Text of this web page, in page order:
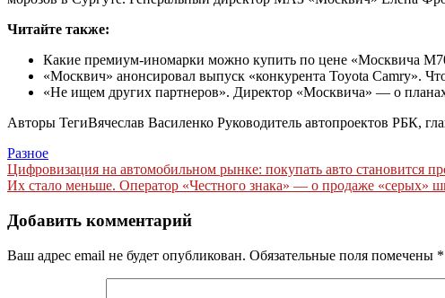
Читайте также:
Какие премиум-иномарки можно купить по цене «Москвича
«Москвич» анонсировал выпуск «конкурента Toyota Camry».
«Не ищем других партнеров». Директор «Москвича» — о
Авторы ТегиВячеслав Василенко Руководитель автопроектов РБК,
Разное
Навигация
по
записям
Цифровизация на автомобильном рынке: покупать авто становится
Их стало меньше. Оператор «Честного знака» — о продаже «серых»
Добавить комментарий
Ваш адрес email не будет опубликован. Обязательные поля помечены *